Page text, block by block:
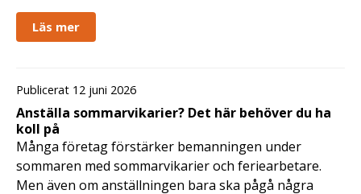
Läs mer
Publicerat 12 juni 2026
Anställa sommarvikarier? Det här behöver du ha
koll på
Många företag förstärker bemanningen under
sommaren med sommarvikarier och feriearbetare.
Men även om anställningen bara ska pågå några